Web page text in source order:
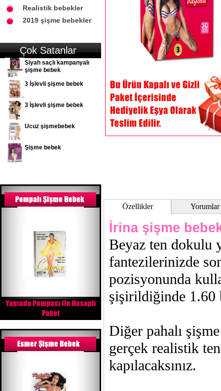
Realistik bebekler
2019 şişme bebekler
Çok Satanlar
Siyah saçlı kampanyalı
şişme bebek
3 İşlevli şişme bebek
3 İşlevli şişme bebek
Ucuz şişmebebek
Şişme bebek
Özellikler Yorumlar
İrina şişme
Beyaz ten dokulu
fantezilerinizde
pozisyonunda
şişirildiğinde 1.60
Diğer pahalı
gerçek realistik
kapılacaksınız.